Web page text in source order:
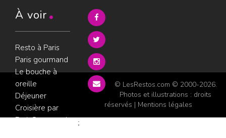
À voir
Resto à Paris
Paris gourmand
Le bouche à
oreille
Déjeuner
Croisière par
ParisGourmand
© LesRestos.com © 2000-2026.
Photos et illustrations : droits
réservés | Mentions légales
;